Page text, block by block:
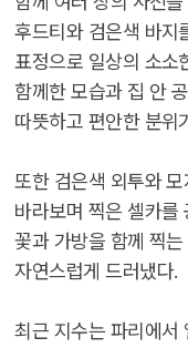
후드티와 검은색 바지
표정으로 일상의 소소
함께한 모습과 집 안
따뜻하고 편안한 분위
또한 검은색 외투와
바라보며 찍은 셀카를
꽃과 가방을 함께 찍
자연스럽게 드러냈다.
최근 지수는 파리에서